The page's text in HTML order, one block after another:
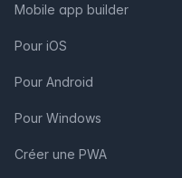
Mobile app builder
Pour iOS
Pour Android
Pour Windows
Créer une PWA